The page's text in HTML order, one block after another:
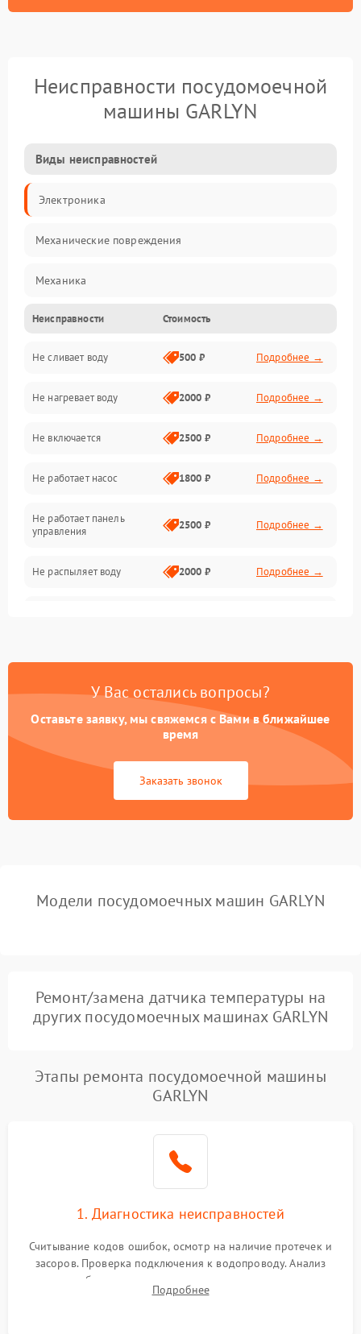
Неисправности посудомоечной
машины GARLYN
Виды неисправностей
Электроника
Механические повреждения
Механика
Управление
Электропитание
Датчики
Нагрев
Вода
Гигиена
Программное обеспечение
Неисправности Стоимость
Не сливает воду 500 ₽ Подробнее →
Не нагревает воду 2000 ₽ Подробнее →
Не включается 2500 ₽ Подробнее →
Не работает насос 1800 ₽ Подробнее →
Не работает панель
управления
2500 ₽ Подробнее →
Не распыляет воду 2000 ₽ Подробнее →
Проблемы с набором
Не работает сушилка 2100 ₽ Подробнее →
Сбои в работе таймера 1700 ₽
У Вас остались вопросы?
Оставьте заявку, мы свяжемся с Вами в ближайшее
время
Заказать звонок
Модели посудомоечных машин GARLYN
Ремонт/замена датчика температуры на
других посудомоечных машинах GARLYN
Этапы ремонта посудомоечной машины
GARLYN
1. Диагностика неисправностей
Считывание кодов ошибок, осмотр на наличие протечек и
засоров. Проверка подключения к водопроводу. Анализ
жалоб на отсутствие слива, нагрева, вращения
разбрызгивателей или срабатывание системы защиты
Подробнее